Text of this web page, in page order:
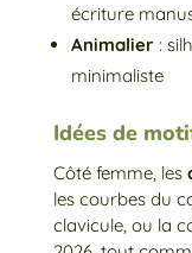
écriture
Animalier:
minimaliste
Idées de
Côté femme, les
les courbes du
clavicule, ou la